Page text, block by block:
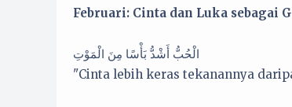
Februari: Cinta dan Luka sebagai
الْحُبُّ أَشْدُّ بَأْسًا مِنَ الْمَوْتِ
"Cinta lebih keras tekanannya